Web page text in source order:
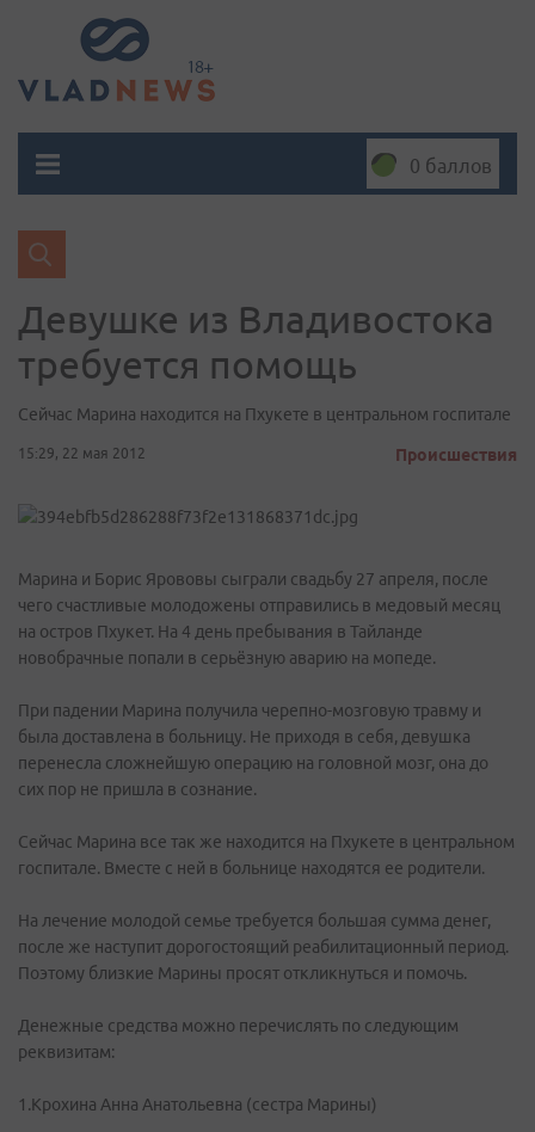
0 баллов
Девушке из Владивостока
требуется помощь
Сейчас Марина находится на Пхукете в центральном госпитале
15:29, 22 мая 2012 Происшествия
Марина и Борис Ярововы сыграли свадьбу 27 апреля, после
чего счастливые молодожены отправились в медовый месяц
на остров Пхукет. На 4 день пребывания в Тайланде
новобрачные попали в серьёзную аварию на мопеде.
При падении Марина получила черепно-мозговую травму и
была доставлена в больницу. Не приходя в себя, девушка
перенесла сложнейшую операцию на головной мозг, она до
сих пор не пришла в сознание.
Сейчас Марина все так же находится на Пхукете в центральном
госпитале. Вместе с ней в больнице находятся ее родители.
На лечение молодой семье требуется большая сумма денег,
после же наступит дорогостоящий реабилитационный период.
Поэтому близкие Марины просят откликнуться и помочь.
Денежные средства можно перечислять по следующим
реквизитам:
1.Крохина Анна Анатольевна (сестра Марины)